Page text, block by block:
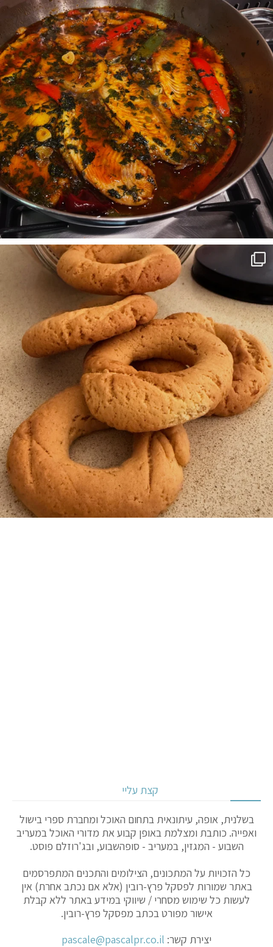
קצת עליי
בשלנית, אופה, עיתונאית בתחום האוכל ומחברת ספרי בישול
ואפייה. כותבת ומצלמת באופן קבוע את מדורי האוכל במעריב
השבוע - המגזין, במעריב - סופהשבוע, ובג'רוזלם פוסט.
כל הזכויות על המתכונים, הצילומים והתכנים המתפרסמים
באתר שמורות לפסקל פרץ-רובין (אלא אם נכתב אחרת) אין
לעשות כל שימוש מסחרי / שיווקי במידע באתר ללא קבלת
אישור מפורט בכתב מפסקל פרץ-רובין.
יצירת קשר: pascale@pascalpr.co.il